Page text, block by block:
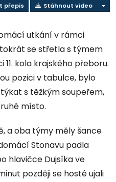
přepis Stáhnout video
utkání v rámci
se střetla s týmem
kola krajského přeboru.
pozici v tabulce, bylo
s těžkým soupeřem,
místo.
a oba týmy měly šance
Stonavu padla
hlavičce Dujsíka ve
později se hosté ujali